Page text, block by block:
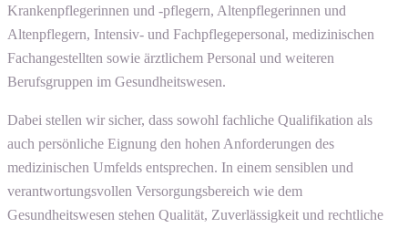
Krankenpflegerinnen und -pflegern, Altenpflegerinnen und
Altenpflegern, Intensiv- und Fachpflegepersonal, medizinischen
Fachangestellten sowie ärztlichem Personal und weiteren
Berufsgruppen im Gesundheitswesen.
Dabei stellen wir sicher, dass sowohl fachliche Qualifikation als
auch persönliche Eignung den hohen Anforderungen des
medizinischen Umfelds entsprechen. In einem sensiblen und
verantwortungsvollen Versorgungsbereich wie dem
Gesundheitswesen stehen Qualität, Zuverlässigkeit und rechtliche